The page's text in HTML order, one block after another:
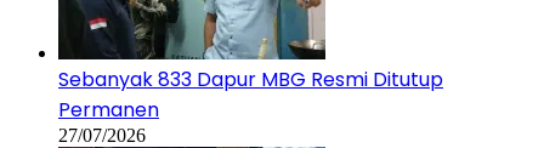
Sebanyak 833 Dapur MBG Resmi Ditutup
Permanen
27/07/2026